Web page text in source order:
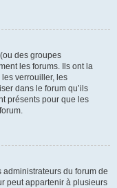
des groupes
les forums. Ils ont la
verrouiller, les
dans le forum qu’ils
présents pour que les
administrateurs du forum de
peut appartenir à plusieurs